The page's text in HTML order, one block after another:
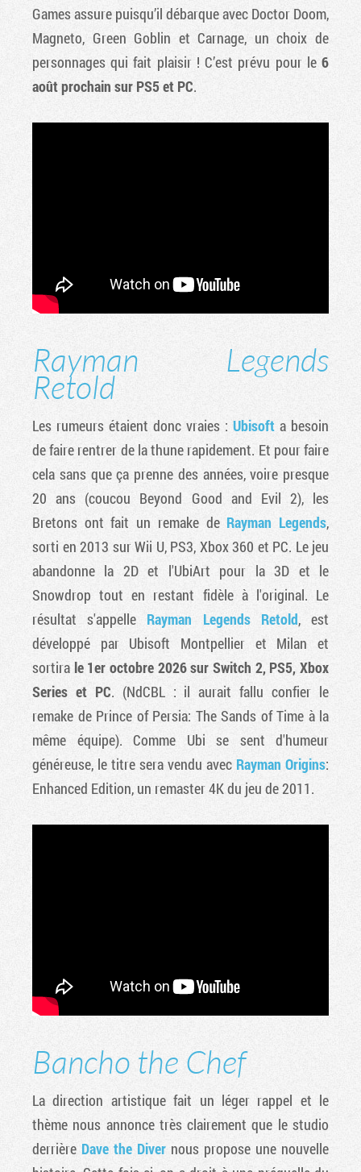
Games assure puisqu’il débarque avec Doctor Doom,
Magneto, Green Goblin et Carnage, un choix de
personnages qui fait plaisir ! C’est prévu pour le 6
août prochain sur PS5 et PC.
Rayman Legends
Retold
Les rumeurs étaient donc vraies : Ubisoft a besoin
de faire rentrer de la thune rapidement. Et pour faire
cela sans que ça prenne des années, voire presque
20 ans (coucou Beyond Good and Evil 2), les
Bretons ont fait un remake de Rayman Legends,
sorti en 2013 sur Wii U, PS3, Xbox 360 et PC. Le jeu
abandonne la 2D et l'UbiArt pour la 3D et le
Snowdrop tout en restant fidèle à l'original. Le
résultat s'appelle Rayman Legends Retold, est
développé par Ubisoft Montpellier et Milan et
sortira le 1er octobre 2026 sur Switch 2, PS5, Xbox
Series et PC. (NdCBL : il aurait fallu confier le
remake de Prince of Persia: The Sands of Time à la
même équipe). Comme Ubi se sent d'humeur
généreuse, le titre sera vendu avec Rayman Origins:
Enhanced Edition, un remaster 4K du jeu de 2011.
Bancho the Chef
La direction artistique fait un léger rappel et le
thème nous annonce très clairement que le studio
derrière Dave the Diver nous propose une nouvelle